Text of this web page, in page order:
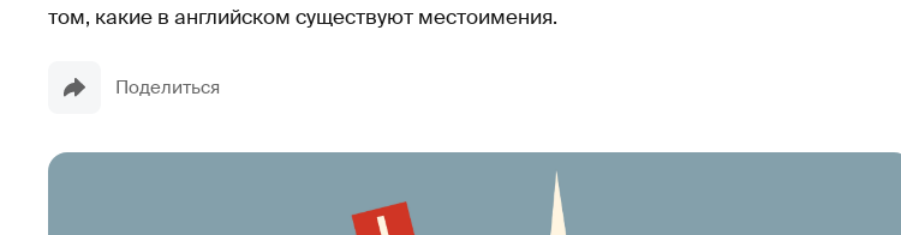
том, какие в английском существуют местоимения.
Поделиться